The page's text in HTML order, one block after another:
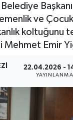
ve
koltuğunu
Mehmet Emir
22.04.2026 -
YAYINLANMA